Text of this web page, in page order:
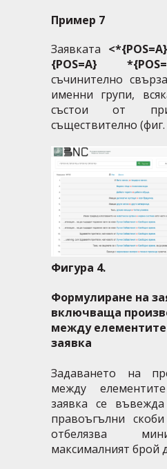
Пример 7
Заявката
{POS=A}
съчинително
именни групи,
състои от
съществително (фиг.
Фигура 4.
Формулиране на
включваща
между
заявка
Задаването на
между
заявка се
правоъгълни
отбелязва
максималният брой